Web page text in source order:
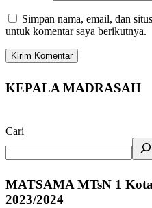
Simpan nama, email, dan
untuk komentar saya berikutnya.
KEPALA MADRASAH
Cari
MATSAMA MTsN 1
2023/2024